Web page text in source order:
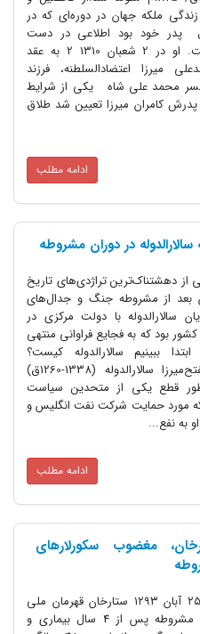
ملکه جهان در دوره‌ای که در
پدر خود بود اطلاعی در دست
نیست. او در 2 شعبان 1310 2 به عقد
میرزا اعتضادالسلطنه، فرزند
محمد علی شاه یکی از شرایط
کامران میرزا تعیین شد طلاق
ادامه مطلب
در دوران مشروطه
دهشتناک‌ترین تراژدی‌های تاریخ
بعد از مشروطه جنگ و جدال‌های
سالار‌الدوله با دولت مرکزی در
بود که به فجایع فراوانی منتهی
ببینیم سالار‌الدوله کیست؟
ابوالفتح‌میرزا سالار‌الدوله (1338-1260ق)
قطع یکی از متحدین سیاست
مورد حمایت شرکت نفت انگلیس و
ادامه مطلب
مغضوب سکورلارهای
روز ۲۵ آبان ۱۲۹۳ ستارخان قهرمان ملی
عصر مشروطه پس از 4 سال بیماری و